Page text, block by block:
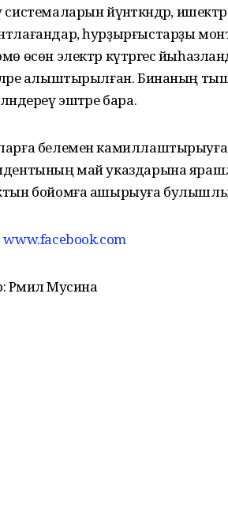
системаларын йүнәткәндәр,
һурҙырғыстарҙы
өсөн электр күтәргес
алыштырылған. Бинаның
эштәре бара.
белемен камиллаштырыуға
май указдарына
бойомға ашырыуға булышлыҡ
www.facebook.com
Рәмилә Мусина